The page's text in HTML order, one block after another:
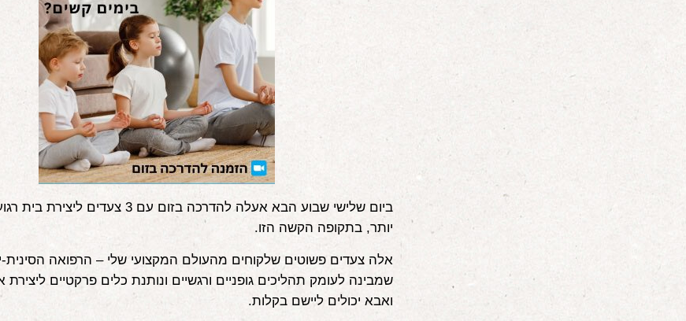
ביום שלישי שבוע הבא אעלה להדרכה בזום עם 3
יותר, בתקופה הקשה הזו.
אלה צעדים פשוטים שלקוחים מהעולם המקצועי שלי – הרפואה הסינית-
שמבינה לעומק תהליכים גופניים ורגשיים ונותנת כלים פרקטיים ליצירת
ואבא יכולים ליישם בקלות.